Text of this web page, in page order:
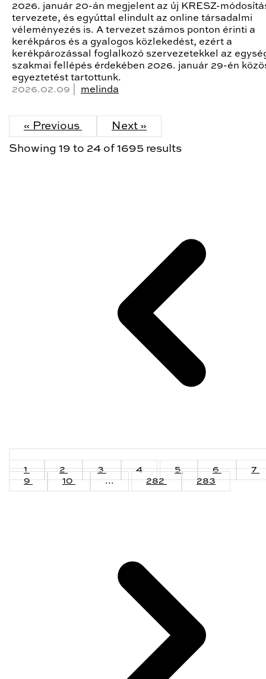
2026. január 20-án megjelent az új KRESZ-
tervezete, és egyúttal elindult az online társadalmi
véleményezés is. A tervezet számos ponton érinti a
kerékpáros és a gyalogos közlekedést, ezért a
kerékpározással foglalkozó szervezetekkel az
szakmai fellépés érdekében 2026. január 29-én
egyeztetést tartottunk.
2026.02.09 | melinda
« Previous Next »
Showing 19 to 24 of 1695 results
1 2 3 4 5 6
7
9
10 ... 282 283